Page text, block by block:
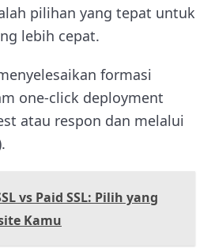
pilihan yang tepat untuk
lebih cepat.
formasi
one-click deployment
atau respon dan melalui
vs Paid SSL: Pilih yang
Kamu